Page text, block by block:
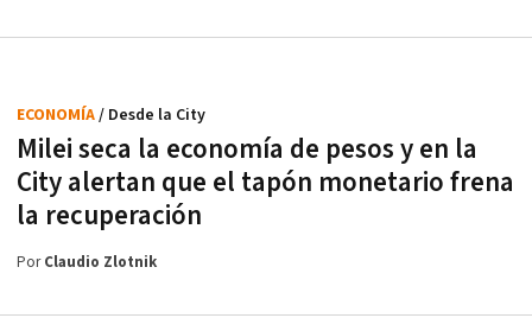
Milei seca la economía de pesos y en la
City alertan que el tapón monetario frena
la recuperación
ECONOMÍA/ Desde la City
PorClaudio Zlotnik